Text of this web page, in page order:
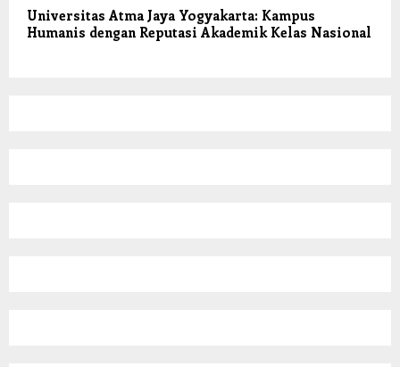
Universitas Atma Jaya Yogyakarta: Kampus
Humanis dengan Reputasi Akademik Kelas Nasional